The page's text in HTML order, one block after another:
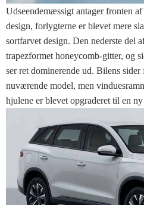
Udseendemæssigt antager fronten
design, forlygterne er blevet mere
sortfarvet design. Den nederste del
trapezformet honeycomb-gitter, og
ser ret dominerende ud. Bilens
nuværende model, men
hjulene er blevet opgraderet til en